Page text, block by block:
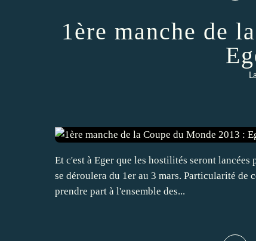
1ère manche de
Et c'est à Eger que les hostilités seront
se déroulera du 1er au 3 mars. Particularité
prendre part à l'ensemble des...